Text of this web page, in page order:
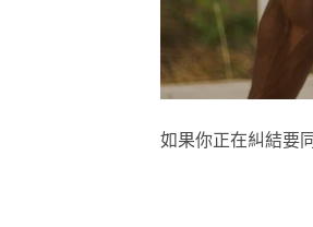
如果你正在糾結要